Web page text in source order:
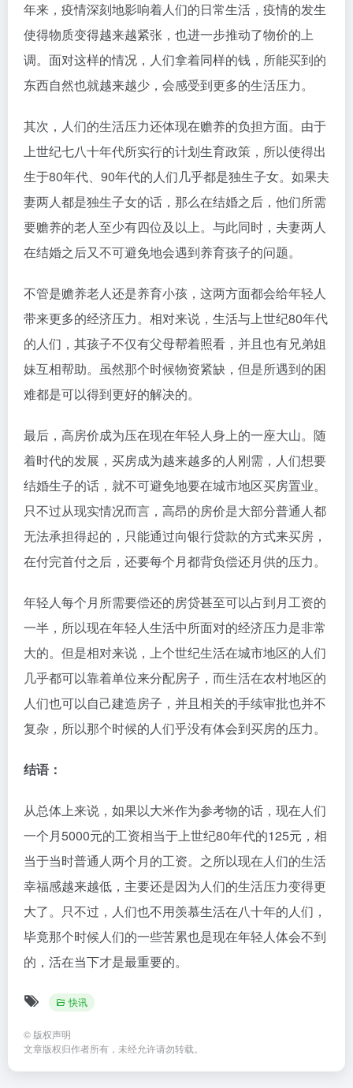
年来，疫情深刻地影响着人们的日常生活，疫情的发生
使得物质变得越来越紧张，也进一步推动了物价的上
调。面对这样的情况，人们拿着同样的钱，所能买到的
东西自然也就越来越少，会感受到更多的生活压力。
其次，人们的生活压力还体现在赡养的负担方面。由于
上世纪七八十年代所实行的计划生育政策，所以使得出
生于80年代、90年代的人们几乎都是独生子女。如果夫
妻两人都是独生子女的话，那么在结婚之后，他们所需
要赡养的老人至少有四位及以上。与此同时，夫妻两人
在结婚之后又不可避免地会遇到养育孩子的问题。
不管是赡养老人还是养育小孩，这两方面都会给年轻人
带来更多的经济压力。相对来说，生活与上世纪80年代
的人们，其孩子不仅有父母帮着照看，并且也有兄弟姐
妹互相帮助。虽然那个时候物资紧缺，但是所遇到的困
难都是可以得到更好的解决的。
最后，高房价成为压在现在年轻人身上的一座大山。随
着时代的发展，买房成为越来越多的人刚需，人们想要
结婚生子的话，就不可避免地要在城市地区买房置业。
只不过从现实情况而言，高昂的房价是大部分普通人都
无法承担得起的，只能通过向银行贷款的方式来买房，
在付完首付之后，还要每个月都背负偿还月供的压力。
年轻人每个月所需要偿还的房贷甚至可以占到月工资的
一半，所以现在年轻人生活中所面对的经济压力是非常
大的。但是相对来说，上个世纪生活在城市地区的人们
几乎都可以靠着单位来分配房子，而生活在农村地区的
人们也可以自己建造房子，并且相关的手续审批也并不
复杂，所以那个时候的人们乎没有体会到买房的压力。
结语：
从总体上来说，如果以大米作为参考物的话，现在人们
一个月5000元的工资相当于上世纪80年代的125元，相
当于当时普通人两个月的工资。之所以现在人们的生活
幸福感越来越低，主要还是因为人们的生活压力变得更
大了。只不过，人们也不用羡慕生活在八十年的人们，
毕竟那个时候人们的一些苦累也是现在年轻人体会不到
的，活在当下才是最重要的。
快讯
© 版权声明
文章版权归作者所有，未经允许请勿转载。